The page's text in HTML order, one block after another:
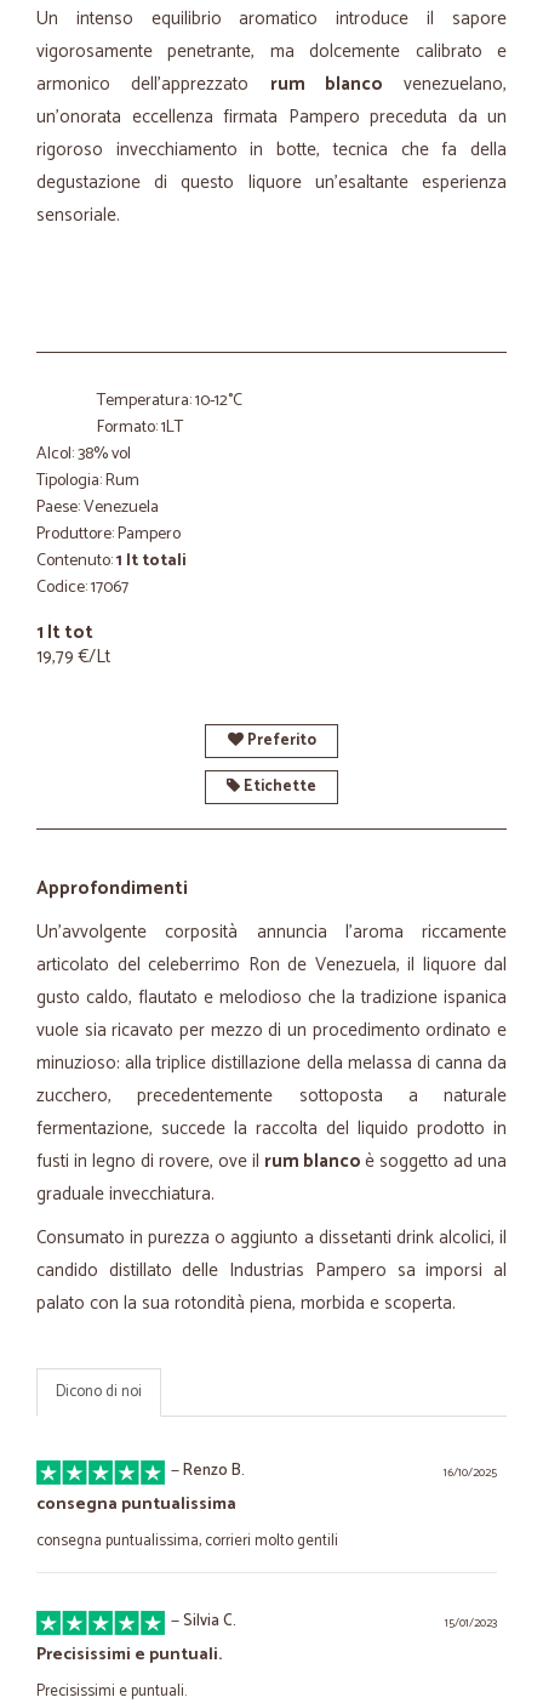
Un intenso equilibrio aromatico introduce il sapore
vigorosamente penetrante, ma dolcemente calibrato e
armonico dell'apprezzato rum blanco venezuelano,
un'onorata eccellenza firmata Pampero preceduta da un
rigoroso invecchiamento in botte, tecnica che fa della
degustazione di questo liquore un'esaltante esperienza
sensoriale.
Temperatura: 10-12°C
Formato: 1LT
Alcol: 38% vol
Tipologia: Rum
Paese: Venezuela
Produttore: Pampero
Contenuto:1 lt totali
Codice: 17067
1 lt tot
19,79 €/Lt
Preferito
Etichette
Approfondimenti
Un'avvolgente corposità annuncia l'aroma riccamente
articolato del celeberrimo Ron de Venezuela, il liquore dal
gusto caldo, flautato e melodioso che la tradizione ispanica
vuole sia ricavato per mezzo di un procedimento ordinato e
minuzioso: alla triplice distillazione della melassa di canna da
zucchero, precedentemente sottoposta a naturale
fermentazione, succede la raccolta del liquido prodotto in
fusti in legno di rovere, ove il rum blancoè soggetto ad una
graduale invecchiatura.
Consumato in purezza o aggiunto a dissetanti drink alcolici, il
candido distillato delle Industrias Pampero sa imporsi al
palato con la sua rotondità piena, morbida e scoperta.
Dicono di noi
16/10/2025
—Renzo B.
consegna puntualissima
consegna puntualissima, corrieri molto gentili
15/01/2023
—Silvia C.
Precisissimi e puntuali.
Precisissimi e puntuali.